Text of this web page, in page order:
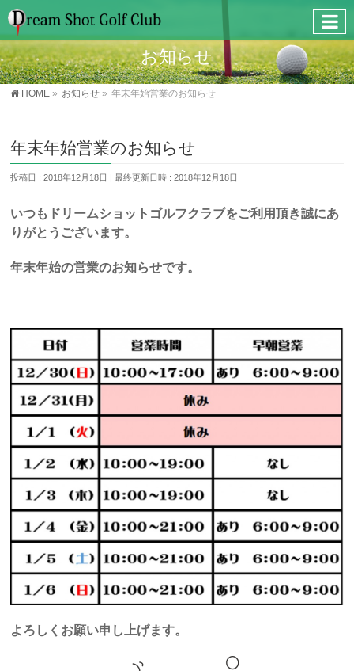
お知らせ
HOME » お知らせ » 年末年始営業のお知らせ
年末年始営業のお知らせ
投稿日 : 2018年12月18日 最終更新日時 : 2018年12月18日
いつもドリームショットゴルフクラブをご利用頂き誠にあ
りがとうございます。
年末年始の営業のお知らせです。
よろしくお願い申し上げます。